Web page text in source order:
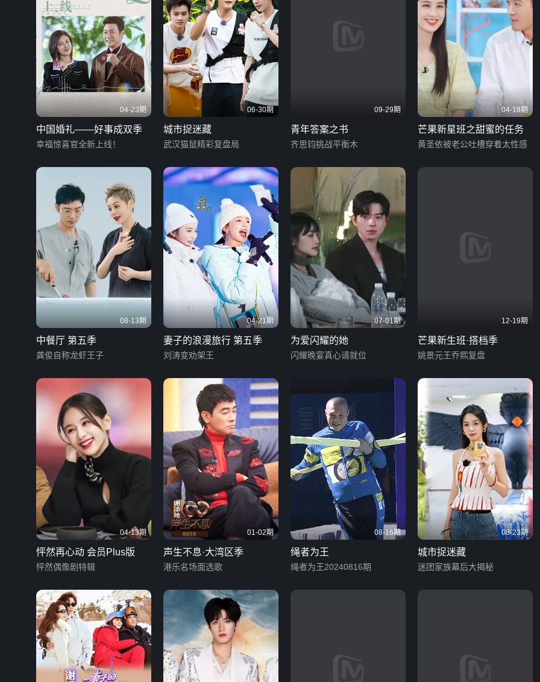
04-23期
中国婚礼——好事成双季
幸福惊喜官全新上线！
06-30期
城市捉迷藏
武汉猫鼠精彩复盘局
09-29期
青年答案之书
齐思钧挑战平衡木
04-18期
芒果新星班之甜蜜的任务
黄圣依被老公吐槽穿着太性感
08-13期
中餐厅 第五季
龚俊自称龙虾王子
04-21期
妻子的浪漫旅行 第五季
刘涛变劝架王
07-01期
为爱闪耀的她
闪耀晚宴真心请就位
12-19期
芒果新生班·搭档季
姚景元王乔熙复盘
04-13期
怦然再心动 会员Plus版
怦然偶像剧特辑
01-02期
声生不息·大湾区季
港乐名场面选歌
08-16期
绳者为王
绳者为王20240816期
08-23期
城市捉迷藏
迷团家族幕后大揭秘